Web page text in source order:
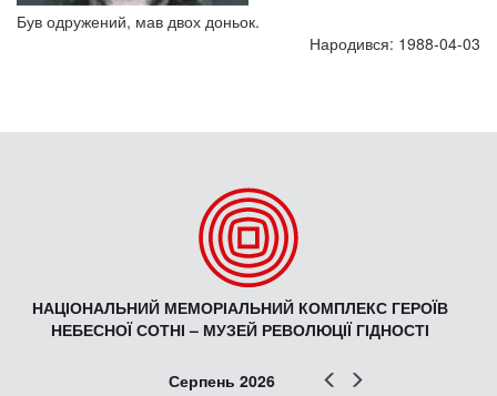
Був одружений, мав двох доньок.
Народився: 1988-04-03
НАЦІОНАЛЬНИЙ МЕМОРІАЛЬНИЙ КОМПЛЕКС ГЕРОЇВ
НЕБЕСНОЇ СОТНІ – МУЗЕЙ РЕВОЛЮЦІЇ ГІДНОСТІ
Попер
Серпень 2026